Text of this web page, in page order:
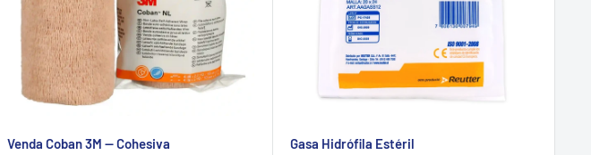
Venda Coban 3M — Cohesiva
Gasa Hidrófila Estéril